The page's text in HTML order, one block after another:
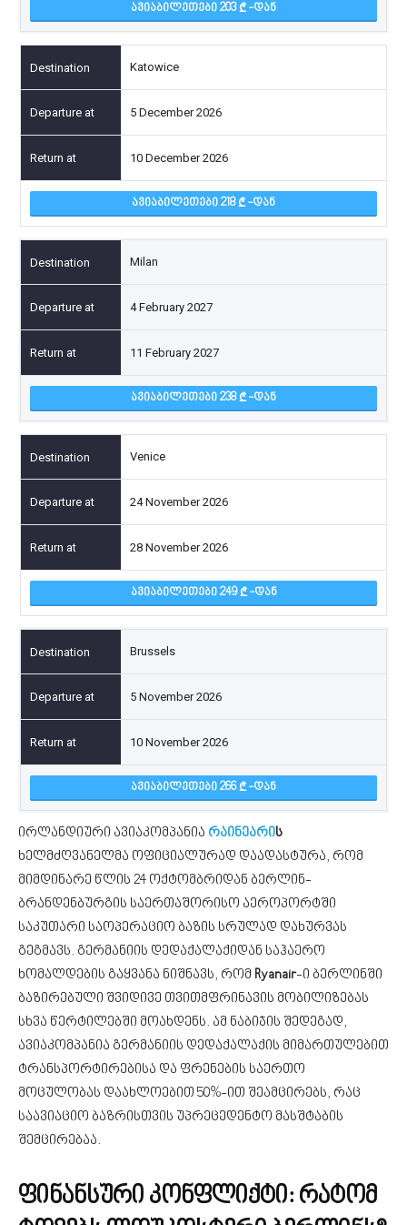
ᲐᲕᲘᲐᲑᲘᲚᲔᲗᲔᲑᲘ 203 -ᲓᲐᲜ
Katowice
5 December 2026
10 December 2026
ᲐᲕᲘᲐᲑᲘᲚᲔᲗᲔᲑᲘ 218 -ᲓᲐᲜ
Milan
4 February 2027
11 February 2027
ᲐᲕᲘᲐᲑᲘᲚᲔᲗᲔᲑᲘ 238 -ᲓᲐᲜ
Venice
24 November 2026
28 November 2026
ᲐᲕᲘᲐᲑᲘᲚᲔᲗᲔᲑᲘ 249 -ᲓᲐᲜ
Brussels
5 November 2026
10 November 2026
ᲐᲕᲘᲐᲑᲘᲚᲔᲗᲔᲑᲘ 266 -ᲓᲐᲜ
ირლანდიური ავიაკომპანია რაინეარის
ხელმძღვანელმა ოფიციალურად დაადასტურა, რომ
მიმდინარე წლის 24 ოქტომბრიდან ბერლინ-
ბრანდენბურგის საერთაშორისო აეროპორტში
საკუთარი საოპერაციო ბაზის სრულად დახურვას
გეგმავს. გერმანიის დედაქალაქიდან საჰაერო
ხომალდების გაყვანა ნიშნავს, რომ Ryanair-ი ბერლინში
ბაზირებული შვიდივე თვითმფრინავის მობილიზებას
სხვა წერტილებში მოახდენს. ამ ნაბიჯის შედეგად,
ავიაკომპანია გერმანიის დედაქალაქის მიმართულებით
ტრანსპორტირებისა და ფრენების საერთო
მოცულობას დაახლოებით 50%-ით შეამცირებს, რაც
საავიაციო ბაზრისთვის უპრეცედენტო მასშტაბის
შემცირებაა.
ფინანსური კონფლიქტი: რატომ